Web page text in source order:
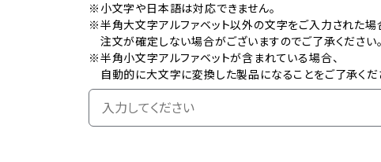
※小文字や日本語は対応できません。
※半角大文字アルファベット以外の文字をご入力された場
注文が確定しない場合がございますのでご了承ください。
※半角小文字アルファベットが含まれている場合、
自動的に大文字に変換した製品になることをご了承くだ